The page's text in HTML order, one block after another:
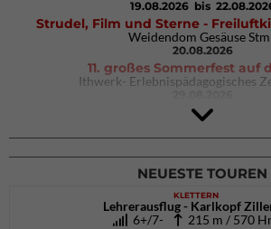
19.08.2026 bis
Strudel, Film und Sterne -
Weidendom Gesäuse
20.08.2026
11. großes Sommerfest auf
Ithwerk- Erlebnispädagogisches
4Blocs KIDS 2026
DAV Kletter- & Boulderzentrum München
26.09.2026
NEUESTE TOUREN
KLETTERN
Lehrerausflug - Karlkopf
6+/7-
215 m / 570